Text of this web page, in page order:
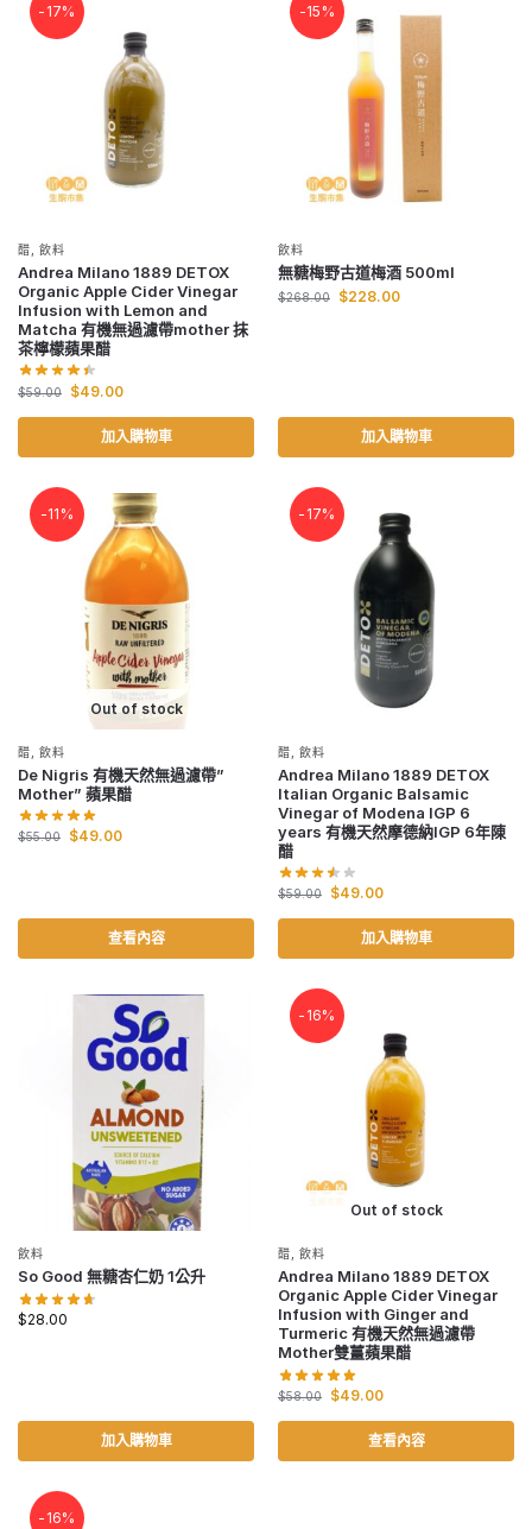
-17%
醋 ,飲料
Andrea Milano 1889 DETOX
Organic Apple Cider Vinegar
Infusion with Lemon and
Matcha 有機無過濾帶mother 抹
茶檸檬蘋果醋
$59.00 $49.00
加入購物車
-15%
飲料
無糖梅野古道梅酒 500ml
$268.00 $228.00
加入購物車
-11%
Out of stock
醋 ,飲料
De Nigris 有機天然無過濾帶”
Mother” 蘋果醋
$55.00 $49.00
查看內容
-17%
醋 ,飲料
Andrea Milano 1889 DETOX
Italian Organic Balsamic
Vinegar of Modena IGP 6
years 有機天然摩德納IGP 6年陳
醋
$59.00 $49.00
加入購物車
飲料
So Good 無糖杏仁奶 1公升
$28.00
加入購物車
-16%
Out of stock
醋 ,飲料
Andrea Milano 1889 DETOX
Organic Apple Cider Vinegar
Infusion with Ginger and
Turmeric 有機天然無過濾帶
Mother雙薑蘋果醋
$58.00 $49.00
查看內容
-16%